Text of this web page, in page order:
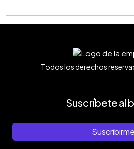
Todos los derechos
Suscríbete al
Suscribirme